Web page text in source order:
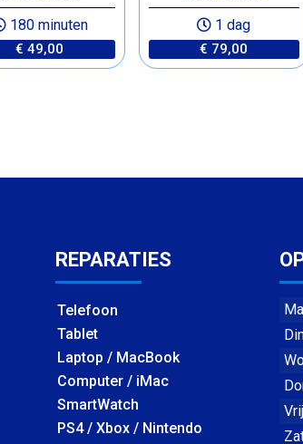
180 minuten
€ 49,00
1 dag
€ 79,00
REPARATIES
Telefoon
Tablet
Laptop / MacBook
Computer / iMac
SmartWatch
PS4 / Xbox / Nintendo